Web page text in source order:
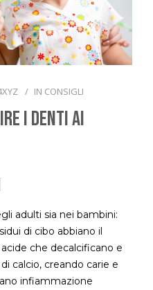
IN CONSIGLI
I Denti Ai
adulti sia nei bambini:
di cibo abbiano il
che decalcificano e
calcio, creando carie e
infiammazione